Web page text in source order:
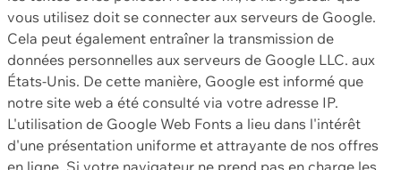
vous utilisez doit se connecter aux serveurs de Google.
Cela peut également entraîner la transmission de
données personnelles aux serveurs de Google LLC. aux
États-Unis. De cette manière, Google est informé que
notre site web a été consulté via votre adresse IP.
L'utilisation de Google Web Fonts a lieu dans l'intérêt
d'une présentation uniforme et attrayante de nos offres